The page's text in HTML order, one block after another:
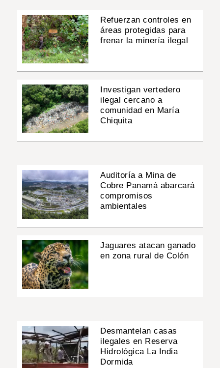
Refuerzan controles en
áreas protegidas para
frenar la minería ilegal
Investigan vertedero
ilegal cercano a
comunidad en María
Chiquita
Auditoría a Mina de
Cobre Panamá abarcará
compromisos
ambientales
Jaguares atacan ganado
en zona rural de Colón
Desmantelan casas
ilegales en Reserva
Hidrológica La India
Dormida